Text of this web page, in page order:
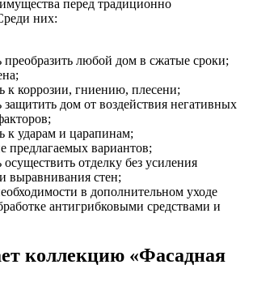
перед традиционно
них:
преобразить любой дом в сжатые сроки;
к коррозии, гниению, плесени;
защитить дом от воздействия негативных
к ударам и царапинам;
предлагаемых вариантов;
отделку без усиления
выравнивания стен;
в дополнительном уходе
антигрибковыми средствами и
коллекцию «Фасадная